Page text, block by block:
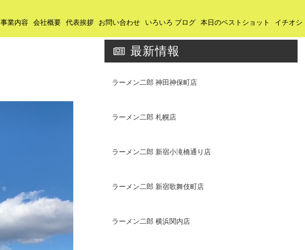
事業内容 会社概要 代表挨拶 お問い合わせ いろいろ ブログ 本日のベストショット イチオシ
最新情報
ラーメン二郎 神田神保町店
ラーメン二郎 札幌店
ラーメン二郎 新宿小滝橋通り店
ラーメン二郎 新宿歌舞伎町店
ラーメン二郎 横浜関内店